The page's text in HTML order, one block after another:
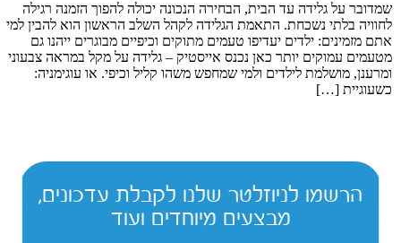
שמדובר על גלידה עד הבית, הבחירה הנכונה יכולה להפוך הזמנה רגילה
לחוויה בלתי נשכחת. התאמת הגלידה לקהל השלב הראשון הוא להבין למי
אתם מזמינים: ילדים יעדיפו טעמים מתוקים וכיפיים מבוגרים ייהנו גם
מטעמים עמוקים יותר כאן נכנס אייסטיק – גלידה על מקל במראה צבעוני
ומרענן, מושלמת לילדים ולמי שמחפש משהו קליל וכיפי. או עוגימניה:
כשעוגיית […]
הרשמו לניוזלטר שלנו לקבלת עדכונים,
מבצעים מיוחדים ועוד